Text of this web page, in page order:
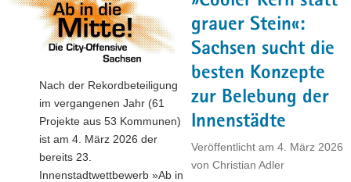
klimaneutralen
Wirtschaft:
Studie
zeigt
konkrete
Dekarbonisierungsoptionen
auf"
grauer Stein«:
Sachsen sucht die
besten Konzepte
zur Belebung der
Innenstädte
Veröffentlicht am 4. März 2026
von Christian Adler
Nach der Rekordbeteiligung
im vergangenen Jahr (61
Projekte aus 53 Kommunen)
ist am 4. März 2026 der
bereits 23.
Innenstadtwettbewerb »Ab in